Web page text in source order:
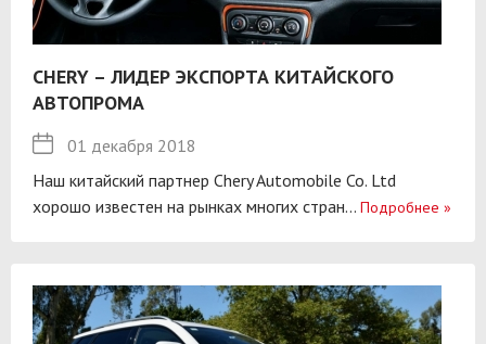
CHERY – ЛИДЕР ЭКСПОРТА КИТАЙСКОГО
АВТОПРОМА
01 декабря 2018
Наш китайский партнер Chery Automobile Co. Ltd
хорошо известен на рынках многих стран... Подробнее »